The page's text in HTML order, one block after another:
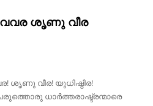
ശൃണു വീര
ശൃണു വീര! യുധിഷ്ഠിര!
ധാർത്തരാഷ്ട്രന്മാരെ